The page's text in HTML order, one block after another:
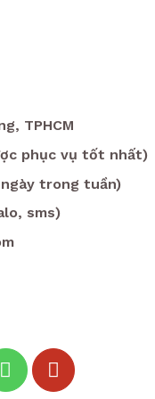
TPHCM
phục vụ tốt nhất)
trong tuần)
sms)